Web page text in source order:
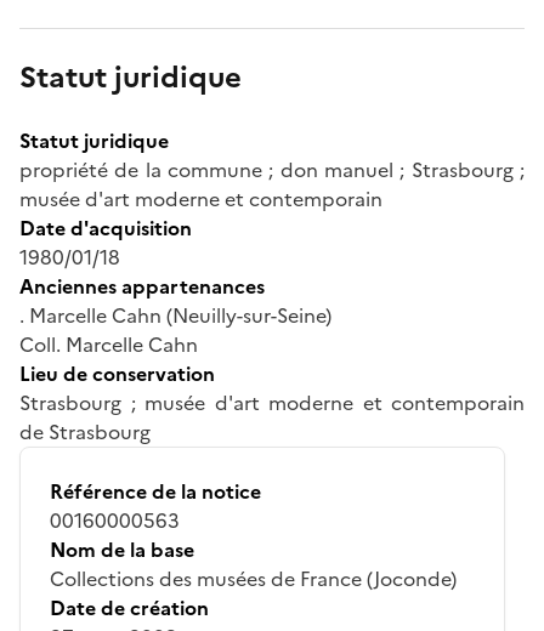
Statut juridique
Statut juridique
propriété de la commune ; don manuel ; Strasbourg ;
musée d'art moderne et contemporain
Date d'acquisition
1980/01/18
Anciennes appartenances
. Marcelle Cahn (Neuilly-sur-Seine)
Coll. Marcelle Cahn
Lieu de conservation
Strasbourg ; musée d'art moderne et contemporain
de Strasbourg
Référence de la notice
00160000563
Nom de la base
Collections des musées de France (Joconde)
Date de création